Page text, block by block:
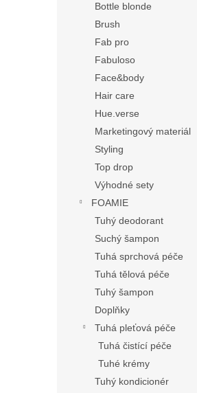
Bottle blonde
Brush
Fab pro
Fabuloso
Face&body
Hair care
Hue.verse
Marketingový materiál
Styling
Top drop
Výhodné sety
FOAMIE
Tuhý deodorant
Suchý šampon
Tuhá sprchová péče
Tuhá tělová péče
Tuhý šampon
Doplňky
Tuhá pleťová péče
Tuhá čistící péče
Tuhé krémy
Tuhý kondicionér